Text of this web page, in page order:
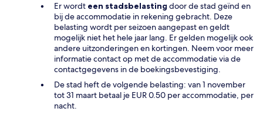
Er wordt een stadsbelasting door de stad geïnd en
bij de accommodatie in rekening gebracht. Deze
belasting wordt per seizoen aangepast en geldt
mogelijk niet het hele jaar lang. Er gelden mogelijk ook
andere uitzonderingen en kortingen. Neem voor meer
informatie contact op met de accommodatie via de
contactgegevens in de boekingsbevestiging.
De stad heft de volgende belasting: van 1 november
tot 31 maart betaal je EUR 0.50 per accommodatie, per
nacht.